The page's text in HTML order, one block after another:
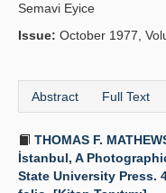
Semavi Eyice
Issue: October 1977,
Abstract Full Text
THOMAS F.
İstanbul, A
State University Press.